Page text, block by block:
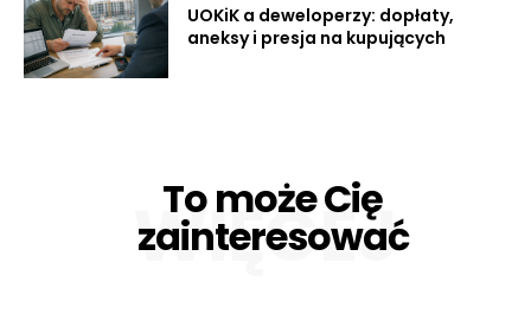
UOKiK a deweloperzy: dopłaty,
aneksy i presja na kupujących
To może Cię
zainteresować
WIĘCEJ